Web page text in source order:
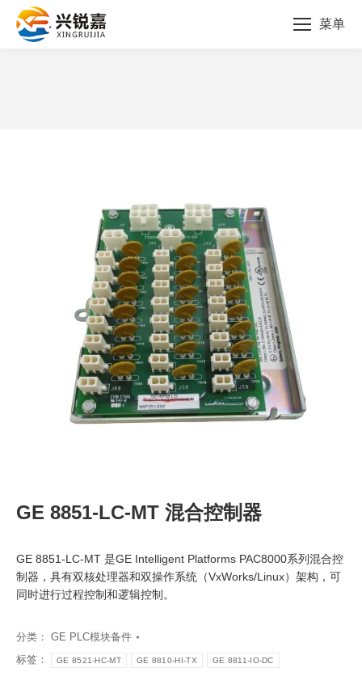
菜单
GE 8851-LC-MT 混合控制器
GE 8851-LC-MT 是GE Intelligent Platforms PAC8000系列混合控
制器，具有双核处理器和双操作系统（VxWorks/Linux）架构，可
同时进行过程控制和逻辑控制。
分类： GE PLC模块备件
标签：
GE 8521-HC-MT GE 8810-HI-TX GE 8811-IO-DC